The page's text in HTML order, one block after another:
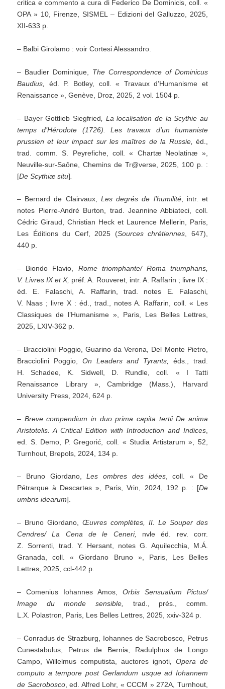
critica e commento a cura di Federico De Dominicis, coll. «
OPA » 10, Firenze, SISMEL – Edizioni del Galluzzo, 2025,
XII-633 p.
– Balbi Girolamo : voir Cortesi Alessandro.
– Baudier Dominique, The Correspondence of Dominicus
Baudius,
éd. P. Botley, coll. « Travaux d’Humanisme et
Renaissance », Genève, Droz, 2025, 2 vol. 1504 p.
– Bayer Gottlieb Siegfried , La localisation de la Scythie au
temps d’Hérodote (1726). Les travaux d’un humaniste
prussien et leur impact sur les maîtres de la Russie,
éd.,
trad. comm. S. Peyrefiche, coll. « Chartæ Neolatinæ »,
Neuville-sur-Saône, Chemins de Tr@verse, 2025, 100 p. :
[De Scythiæ situ]
– Bernard de Clairvaux, Les degrés de l’humilité, intr. et
notes Pierre-André Burton, trad. Jeannine Abbiateci, coll.
Cédric Giraud, Christian Heck et Laurence Mellerin, Paris,
Les Éditions du Cerf, 2025 (Sources chrétiennes, 647),
440 p.
– Biondo Flavio, Rome triomphante/ Roma triumphans,
V. Livres IX et X, préf. A. Rouveret, intr. A. Raffarin ; livre IX :
éd. E. Falaschi, A. Raffarin, trad. notes E. Falaschi,
V. Naas ; livre X : éd., trad., notes A. Raffarin, coll. « Les
Classiques de l’Humanisme », Paris, Les Belles Lettres,
2025, LXIV-362 p.
– Bracciolini Poggio, Guarino da Verona, Del Monte Pietro,
Bracciolini Poggio, On Leaders and Tyrants,
éds., trad.
H. Schadee, K. Sidwell, D. Rundle, coll. « I Tatti
Renaissance Library », Cambridge (Mass.), Harvard
University Press, 2024, 624 p.
– Breve compendium in duo prima capita tertii De anima
Aristotelis.A Critical Edition with Introduction and Indices,
ed. S. Demo, P. Gregorić, coll. « Studia Artistarum », 52,
Turnhout, Brepols, 2024, 134 p.
– Bruno Giordano,Les ombres des idées, coll. « De
Pétrarque à Descartes », Paris, Vrin, 2024, 192 p. : [De
umbris idearum].
– Bruno Giordano,Œuvres complètes, II. Le Souper des
Cendres/ La Cena de le Ceneri,
nvle éd. rev. corr.
Z. Sorrenti, trad. Y. Hersant, notes G. Aquilecchia, M.Á.
Granada, coll. « Giordano Bruno », Paris, Les Belles
Lettres, 2025, ccl-442 p.
– Comenius Iohannes Amos, Orbis Sensualium Pictus/
Image du monde sensible
trad., prés., comm.
L.X. Polastron, Paris, Les Belles Lettres, 2025, xxiv-324 p.
– Conradus de Strazburg, Iohannes de Sacrobosco, Petrus
Cunestabulus, Petrus de Bernia, Radulphus de Longo
Campo, Willelmus computista, auctores ignoti, Opera de
computo a tempore post Gerlandum usque ad Iohannem
de Sacrobosco, ed. Alfred Lohr, « CCCM » 272A, Turnhout,